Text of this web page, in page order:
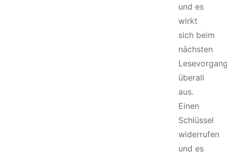
und es
wirkt
sich beim
nächsten
überall
aus.
Einen
Schlüssel
widerrufen
und es